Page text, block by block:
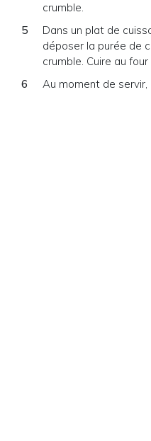
crumble.
Dans un plat de
déposer la purée de
crumble. Cuire au
Au moment de servir,